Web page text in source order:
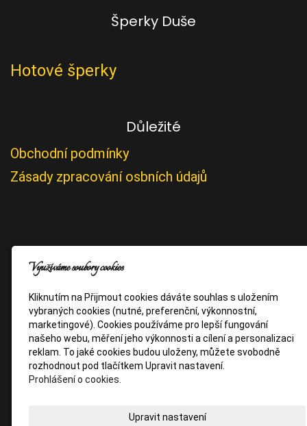
Šperky Duše
Hotové šperky
Důležité
Obchodní podmínky
Zásady zpracování osbních údajů
Využíváme soubory cookies
Kliknutím na Přijmout cookies dáváte souhlas s uložením
vybraných cookies (nutné, preferenční, výkonnostní,
marketingové). Cookies používáme pro lepší fungování
našeho webu, měření jeho výkonnosti a cílení a personalizaci
reklam. To jaké cookies budou uloženy, můžete svobodně
rozhodnout pod tlačítkem Upravit nastavení.
Prohlášení o cookies.
Upravit nastavení